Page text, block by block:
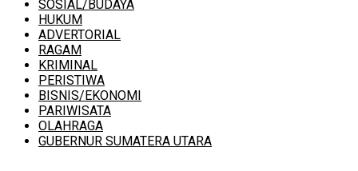
SOSIAL/BUDAYA
HUKUM
ADVERTORIAL
RAGAM
KRIMINAL
PERISTIWA
BISNIS/EKONOMI
PARIWISATA
OLAHRAGA
GUBERNUR SUMATERA UTARA